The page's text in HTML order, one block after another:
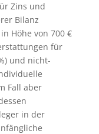
Zins und
Bilanz
Höhe von 700 €
für
und nicht-
Fall aber
in der